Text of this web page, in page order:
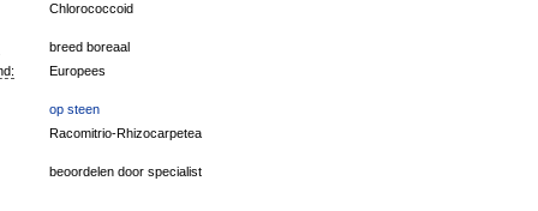
Chlorococcoid
breed boreaal
Europees
op steen
Racomitrio-Rhizocarpetea
beoordelen door specialist